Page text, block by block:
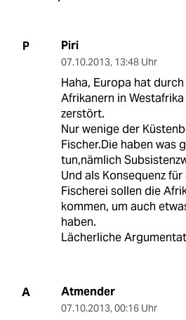
P Piri
07.10.2013, 13:48 Uhr
Haha, Europa hat
Afrikanern in
zerstört.
Nur wenige der
Fischer.Die haben was
tun,nämlich
Und als Konsequenz
Fischerei sollen die
kommen, um auch
haben.
Lächerliche
A Atmender
07.10.2013, 00:16 Uhr